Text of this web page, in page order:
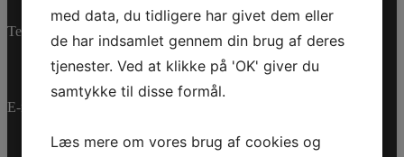
Telefon:
E-mail:
med data, du tidligere har givet dem eller
de har indsamlet gennem din brug af deres
tjenester. Ved at klikke på 'OK' giver du
samtykke til disse formål.
Læs mere om vores brug af cookies og